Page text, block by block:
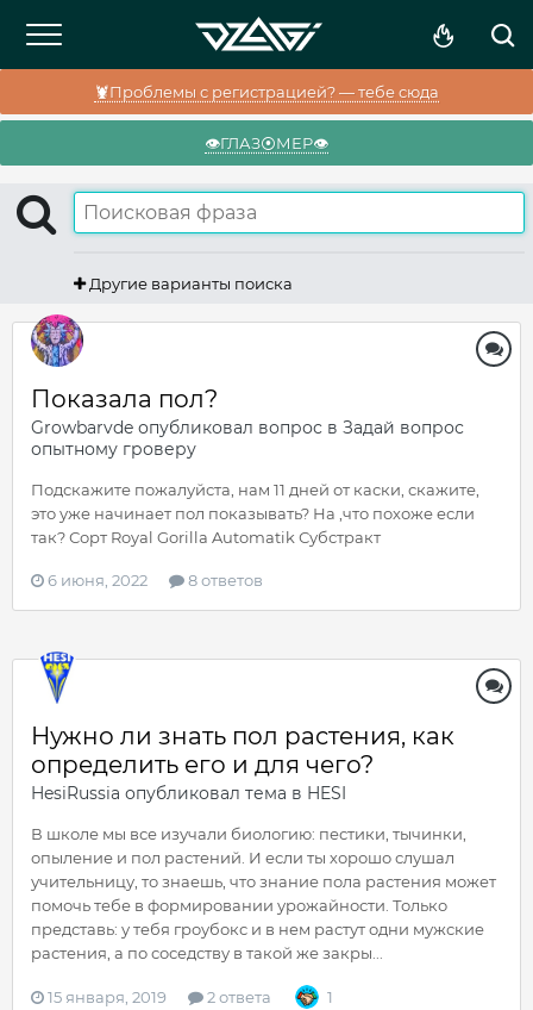
🦞Проблемы с регистрацией? — тебе сюда
👁️ГЛАЗ⦿МЕР👁️
Другие варианты поиска
Показала пол?
Growbarvde опубликовал вопрос в Задай вопрос
опытному гроверу
Подскажите пожалуйста, нам 11 дней от каски, скажите,
это уже начинает пол показывать? На ,что похоже если
так? Сорт Royal Gorilla Automatik Субстракт
6 июня, 2022 8 ответов
Нужно ли знать пол растения, как
определить его и для чего?
HesiRussia опубликовал тема в HESI
В школе мы все изучали биологию: пестики, тычинки,
опыление и пол растений. И если ты хорошо слушал
учительницу, то знаешь, что знание пола растения может
помочь тебе в формировании урожайности. Только
представь: у тебя гроубокс и в нем растут одни мужские
растения, а по соседству в такой же закры...
15 января, 2019 2 ответа 1